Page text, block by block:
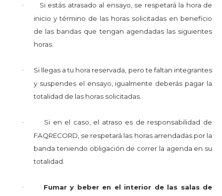
·
Si estás atrasado al ensayo, se respetará la hora de
inicio y término de las horas solicitadas en beneficio
de las bandas que tengan agendadas las siguientes
horas.
·
Si llegas a tu hora reservada, pero te faltan integrantes
y suspendes el ensayo, igualmente deberás pagar la
totalidad de las horas solicitadas.
·
Si en el caso, el atraso es de responsabilidad de
FAQRECORD, se respetará las horas arrendadas por la
banda teniendo obligación de correr la agenda en su
totalidad.
·
Fumar y beber en el interior de las salas de